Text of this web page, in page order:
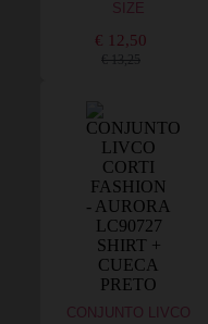
SIZE
€ 12,50
€ 13,25
CONJUNTO LIVCO